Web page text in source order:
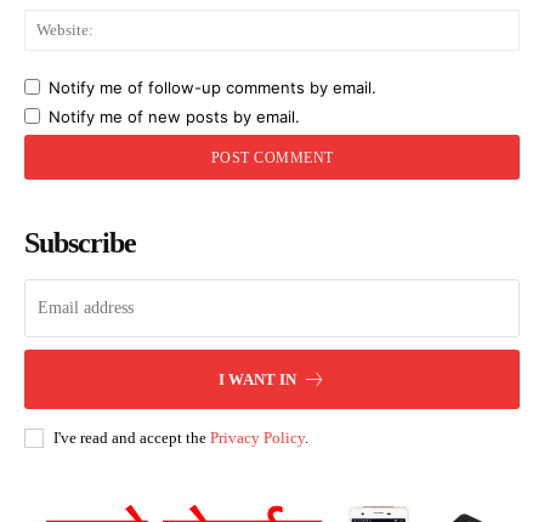
Notify me of follow-up comments by email.
Notify me of new posts by email.
Subscribe
I WANT IN
I've read and accept the Privacy Policy.